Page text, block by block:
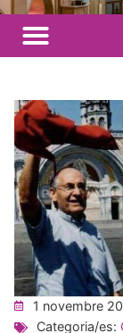
1 novembre
Categoria/es: